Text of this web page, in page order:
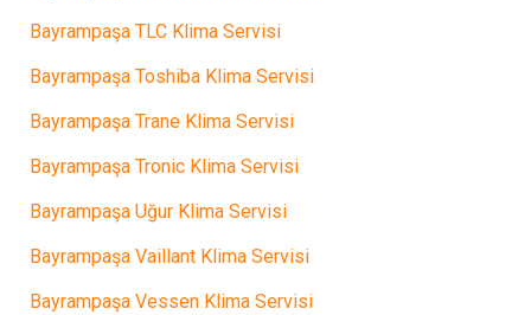
Bayrampaşa TLC Klima Servisi
Bayrampaşa Toshiba Klima Servisi
Bayrampaşa Trane Klima Servisi
Bayrampaşa Tronic Klima Servisi
Bayrampaşa Uğur Klima Servisi
Bayrampaşa Vaillant Klima Servisi
Bayrampaşa Vessen Klima Servisi